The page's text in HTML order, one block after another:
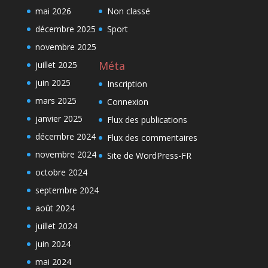
mai 2026
décembre 2025
novembre 2025
juillet 2025
juin 2025
mars 2025
janvier 2025
décembre 2024
novembre 2024
octobre 2024
septembre 2024
août 2024
juillet 2024
juin 2024
mai 2024
Non classé
Sport
Méta
Inscription
Connexion
Flux des publications
Flux des commentaires
Site de WordPress-FR